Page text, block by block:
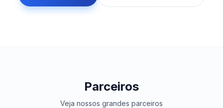
Parceiros
Veja nossos grandes parceiros